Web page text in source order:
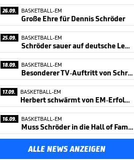
26.09. BASKETBALL-EM
Große Ehre für Dennis Schröder
25.09. BASKETBALL-EM
Schröder sauer auf deutsche Legende
18.09. BASKETBALL-EM
Besonderer TV-Auftritt von Schröder
17.09. BASKETBALL-EM
Herbert schwärmt von EM-Erfolgscoach
16.09. BASKETBALL-EM
Muss Schröder in die Hall of Fame?
ALLE NEWS ANZEIGEN